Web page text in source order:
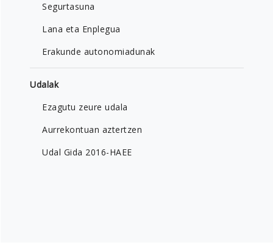
Segurtasuna
Lana eta Enplegua
Erakunde autonomiadunak
Udalak
Ezagutu zeure udala
Aurrekontuan aztertzen
Udal Gida 2016-HAEE